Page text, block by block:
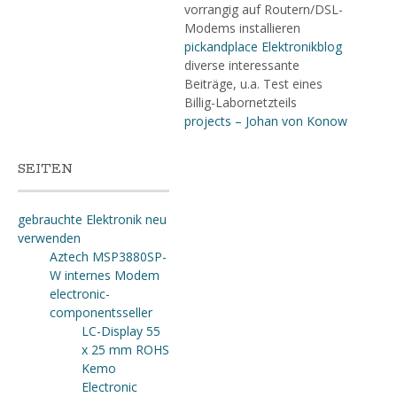
vorrangig auf Routern/DSL-
Modems installieren
pickandplace Elektronikblog
diverse interessante
Beiträge, u.a. Test eines
Billig-Labornetzteils
projects – Johan von Konow
SEITEN
gebrauchte Elektronik neu
verwenden
Aztech MSP3880SP-
W internes Modem
electronic-
componentsseller
LC-Display 55
x 25 mm ROHS
Kemo
Electronic